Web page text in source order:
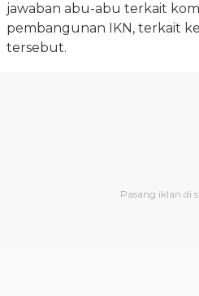
jawaban abu-abu terkait
pembangunan IKN, terkait
tersebut.